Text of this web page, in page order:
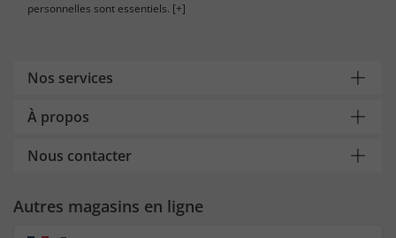
personnelles sont essentiels. [+]
Nos services
À propos
Nous contacter
Autres magasins en ligne